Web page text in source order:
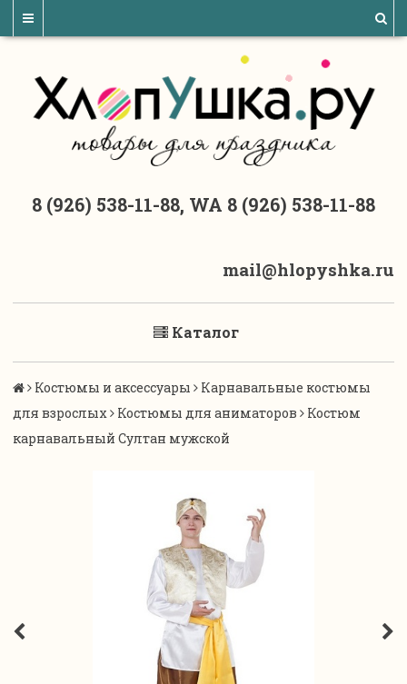
8 (926) 538-11-88, WA 8 (926) 538-11-88
mail@hlopyshka.ru
Каталог
Костюмы и аксессуары
Карнавальные костюмы
для взрослых
Костюмы для аниматоров
Костюм
карнавальный Султан мужской